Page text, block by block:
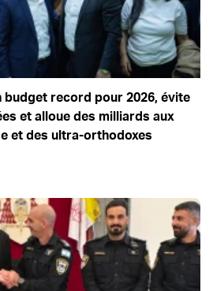
budget record pour 2026, évite
et alloue des milliards aux
et des ultra-orthodoxes